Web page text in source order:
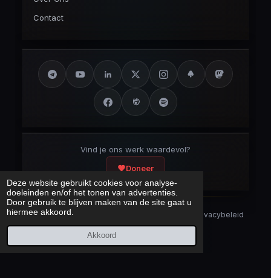
Deze website gebruikt cookies voor analyse-
doeleinden en/of het tonen van advertenties.
Door gebruik te blijven maken van de site gaat u
hiermee akkoord.
Akkoord
Contact
Vind je ons werk waardevol?
Doneer
Security Disclaimer
Privacybeleid
CookieverklaringSitemap
Laatst bijgewerkt: